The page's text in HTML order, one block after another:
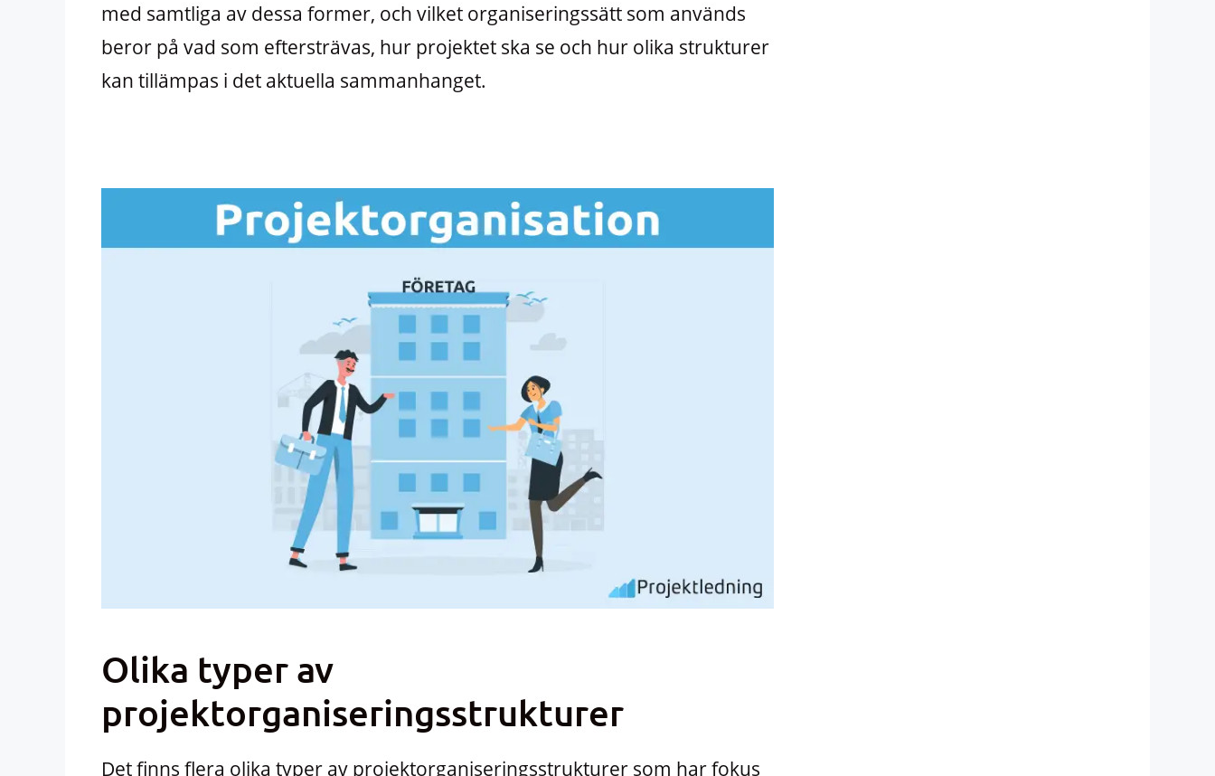
med samtliga av dessa former, och vilket organiseringssätt som används
beror på vad som eftersträvas, hur projektet ska se och hur olika strukturer
kan tillämpas i det aktuella sammanhanget.
Olika typer av
projektorganiseringsstrukturer
Det finns flera olika typer av projektorganiseringsstrukturer som har fokus